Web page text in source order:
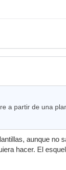
a partir de una
aunque
hacer. El